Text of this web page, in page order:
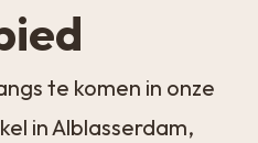
te komen in onze
in Alblasserdam,